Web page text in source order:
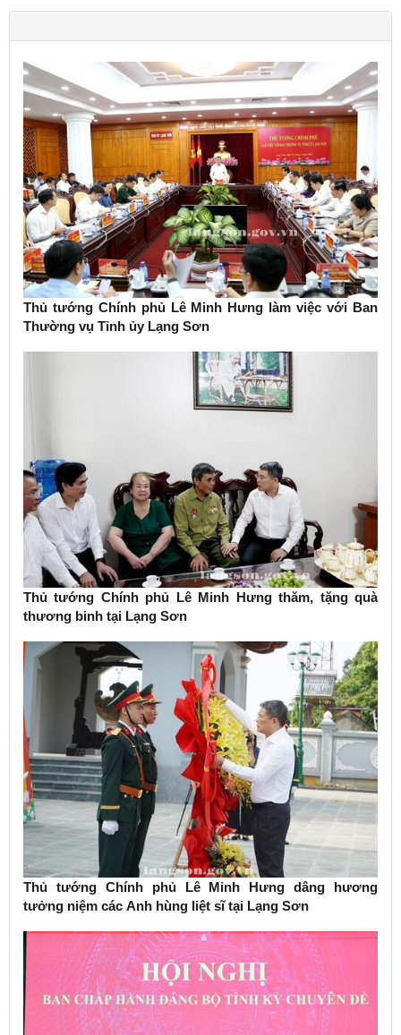
Thủ tướng Chính phủ Lê Minh Hưng làm việc với Ban
Thường vụ Tỉnh ủy Lạng Sơn
Thủ tướng Chính phủ Lê Minh Hưng thăm, tặng quà
thương binh tại Lạng Sơn
Thủ tướng Chính phủ Lê Minh Hưng dâng hương
tưởng niệm các Anh hùng liệt sĩ tại Lạng Sơn